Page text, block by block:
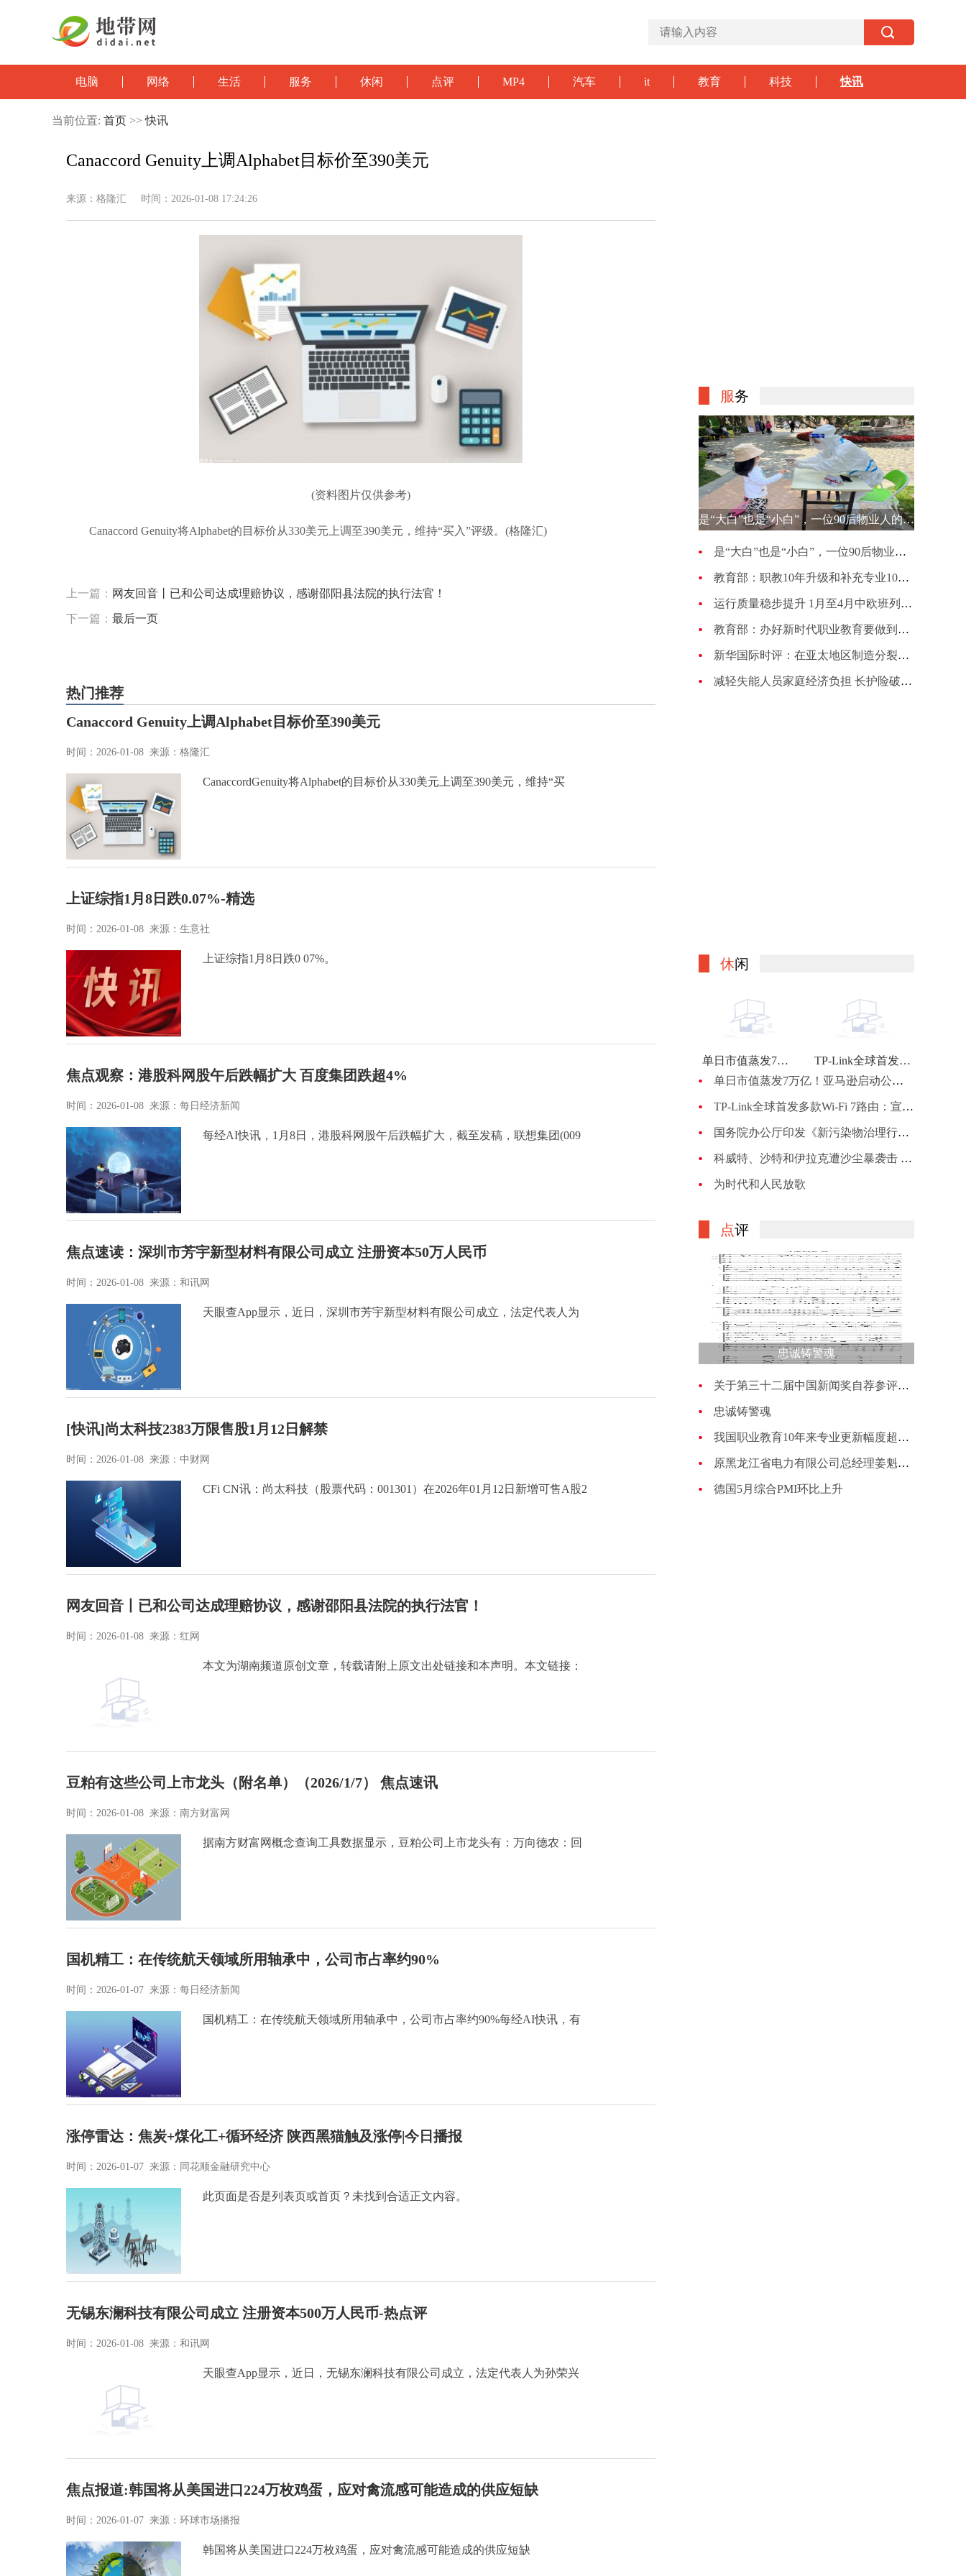
电脑 网络 生活 服务 休闲 点评 MP4 汽车 it 教育 科技 快讯
当前位置: 首页 >>快讯
Canaccord Genuity上调Alphabet目标价至390美元
来源：格隆汇 时间：2026-01-08 17:24:26
(资料图片仅供参考)
Canaccord Genuity将Alphabet的目标价从330美元上调至390美元，维持“买入”评级。(格隆汇)
上一篇： 网友回音丨已和公司达成理赔协议，感谢邵阳县法院的执行法官！
下一篇： 最后一页
热门推荐
Canaccord Genuity上调Alphabet目标价至390美元
时间：2026-01-08 来源：格隆汇
CanaccordGenuity将Alphabet的目标价从330美元上调至390美元，维持“买
上证综指1月8日跌0.07%-精选
时间：2026-01-08 来源：生意社
上证综指1月8日跌0 07%。
焦点观察：港股科网股午后跌幅扩大 百度集团跌超4%
时间：2026-01-08 来源：每日经济新闻
每经AI快讯，1月8日，港股科网股午后跌幅扩大，截至发稿，联想集团(009
焦点速读：深圳市芳宇新型材料有限公司成立 注册资本50万人民币
时间：2026-01-08 来源：和讯网
天眼查App显示，近日，深圳市芳宇新型材料有限公司成立，法定代表人为
[快讯]尚太科技2383万限售股1月12日解禁
时间：2026-01-08 来源：中财网
CFi CN讯：尚太科技（股票代码：001301）在2026年01月12日新增可售A股2
网友回音丨已和公司达成理赔协议，感谢邵阳县法院的执行法官！
时间：2026-01-08 来源：红网
本文为湖南频道原创文章，转载请附上原文出处链接和本声明。本文链接：
豆粕有这些公司上市龙头（附名单）（2026/1/7） 焦点速讯
时间：2026-01-08 来源：南方财富网
据南方财富网概念查询工具数据显示，豆粕公司上市龙头有：万向德农：回
国机精工：在传统航天领域所用轴承中，公司市占率约90%
时间：2026-01-07 来源：每日经济新闻
国机精工：在传统航天领域所用轴承中，公司市占率约90%每经AI快讯，有
涨停雷达：焦炭+煤化工+循环经济 陕西黑猫触及涨停|今日播报
时间：2026-01-07 来源：同花顺金融研究中心
此页面是否是列表页或首页？未找到合适正文内容。
无锡东澜科技有限公司成立 注册资本500万人民币-热点评
时间：2026-01-08 来源：和讯网
天眼查App显示，近日，无锡东澜科技有限公司成立，法定代表人为孙荣兴
焦点报道:韩国将从美国进口224万枚鸡蛋，应对禽流感可能造成的供应短缺
时间：2026-01-07 来源：环球市场播报
韩国将从美国进口224万枚鸡蛋，应对禽流感可能造成的供应短缺
服务
是“大白”也是“小白”，一位90后物业人的选择
是“大白”也是“小白”，一位90后物业人的选择
教育部：职教10年升级和补充专业1007种 更新幅度超70%
运行质量稳步提升 1月至4月中欧班列累计开行4813列
教育部：办好新时代职业教育要做到五个“必须坚持”
新华国际时评：在亚太地区制造分裂对抗的图谋注定失败
减轻失能人员家庭经济负担 长护险破局养老困境
休闲
单日市值蒸发7万亿！亚马逊启动公司最大规模裁员：计划裁员约1万人
TP-Link全球首发多款Wi-Fi 7路由：宣称BE900的峰值网速可达24Gbps
单日市值蒸发7万亿！亚马逊启动公司最大规模裁员：计划裁员约1万人
TP-Link全球首发多款Wi-Fi 7路由：宣称BE900的峰值网速可达24Gbps
国务院办公厅印发《新污染物治理行动方案》
科威特、沙特和伊拉克遭沙尘暴袭击 机场、机关等关闭
为时代和人民放歌
点评
忠诚铸警魂
关于第三十二届中国新闻奖自荐参评作品的公示
忠诚铸警魂
我国职业教育10年来专业更新幅度超过70%
原黑龙江省电力有限公司总经理姜魁接受纪律审查和监察调查
德国5月综合PMI环比上升